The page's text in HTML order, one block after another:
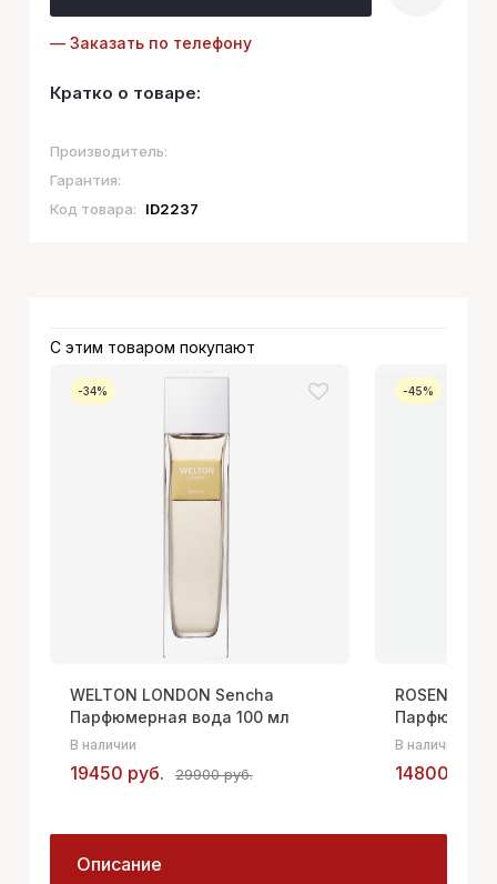
— Заказать по телефону
Кратко о товаре:
Производитель:
Гарантия:
Код товара:
ID2237
С этим товаром покупают
-34%
WELTON LONDON Sencha
Парфюмерная вода 100 мл
В наличии
19450 руб. 29900 руб.
-45%
ROSENDO
В наличии
14800 руб.
Описание